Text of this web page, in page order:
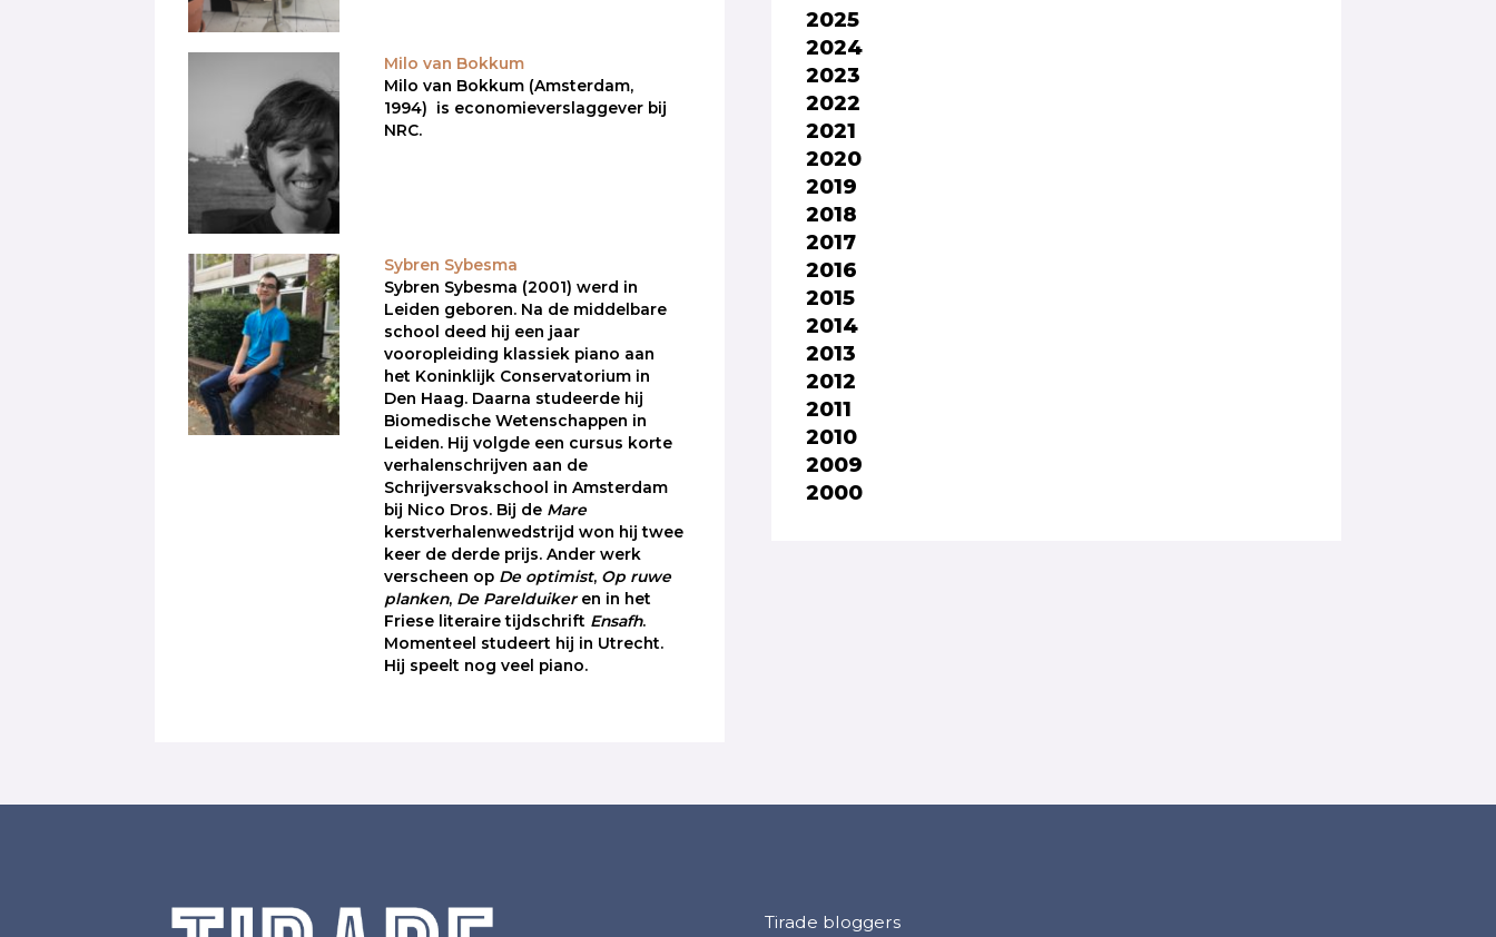
Milo van Bokkum
Milo van Bokkum (Amsterdam,
1994) is economieverslaggever bij
NRC.
Sybren Sybesma
Sybren Sybesma (2001) werd in
Leiden geboren. Na de middelbare
school deed hij een jaar
vooropleiding klassiek piano aan
het Koninklijk Conservatorium in
Den Haag. Daarna studeerde hij
Biomedische Wetenschappen in
Leiden. Hij volgde een cursus korte
verhalenschrijven aan de
Schrijversvakschool in Amsterdam
bij Nico Dros. Bij de Mare
kerstverhalenwedstrijd won hij twee
keer de derde prijs. Ander werk
verscheen op De optimist, Op ruwe
planken, De Parelduikeren in het
Friese literaire tijdschrift Ensafh.
Momenteel studeert hij in Utrecht.
Hij speelt nog veel piano.
2025
2024
2023
2022
2021
2020
2019
2018
2017
2016
2015
2014
2013
2012
2011
2010
2009
2000
Tirade bloggers